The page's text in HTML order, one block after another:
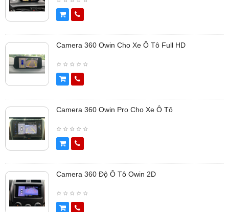
Camera 360 Owin Cho Xe Ô Tô Full HD
Camera 360 Owin Pro Cho Xe Ô Tô
Camera 360 Độ Ô Tô Owin 2D